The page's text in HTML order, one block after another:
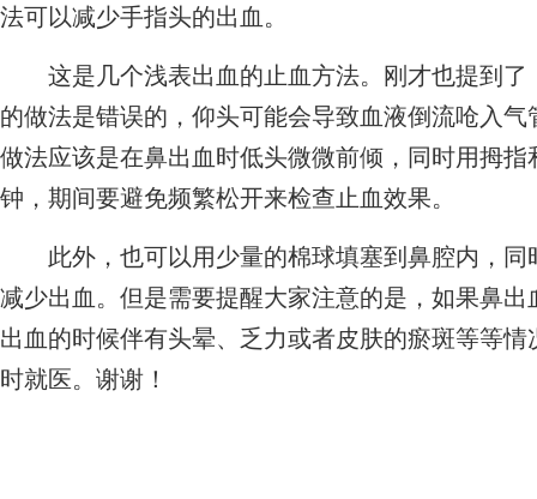
法可以减少手指头的出血。
这是几个浅表出血的止血方法。刚才也提到了
的做法是错误的，仰头可能会导致血液倒流呛入
做法应该是在鼻出血时低头微微前倾，同时用拇
钟，期间要避免频繁松开来检查止血效果。
此外，也可以用少量的棉球填塞到鼻腔内，同
减少出血。但是需要提醒大家注意的是，如果鼻
出血的时候伴有头晕、乏力或者皮肤的瘀斑等等
时就医。谢谢！